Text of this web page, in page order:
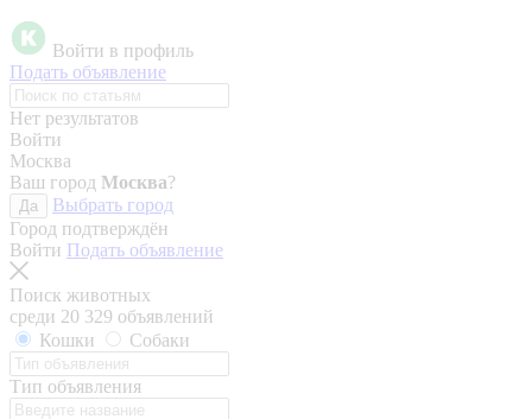
Войти в профиль
Подать объявление
Нет результатов
Войти
Москва
Ваш город Москва?
Да
Выбрать город
Город подтверждён
Войти Подать объявление
Поиск животных
среди 20 329 объявлений
Кошки
Собаки
Тип объявления